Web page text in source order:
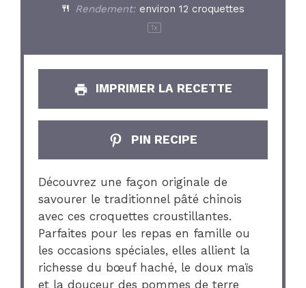
Rendement: environ12 croquettes
1 x
IMPRIMER LA RECETTE
PIN RECIPE
Découvrez une façon originale de
savourer le traditionnel pâté chinois
avec ces croquettes croustillantes.
Parfaites pour les repas en famille ou
les occasions spéciales, elles allient la
richesse du bœuf haché, le doux maïs
et la douceur des pommes de terre